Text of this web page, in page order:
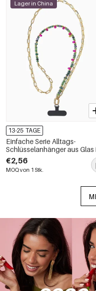
Lager in China
13-25 TAGE
Einfache Serie Alltags-
Schlüsselanhänger aus Glas
verschiedenen Farben
€2,56
MOQ von 1 Stk.